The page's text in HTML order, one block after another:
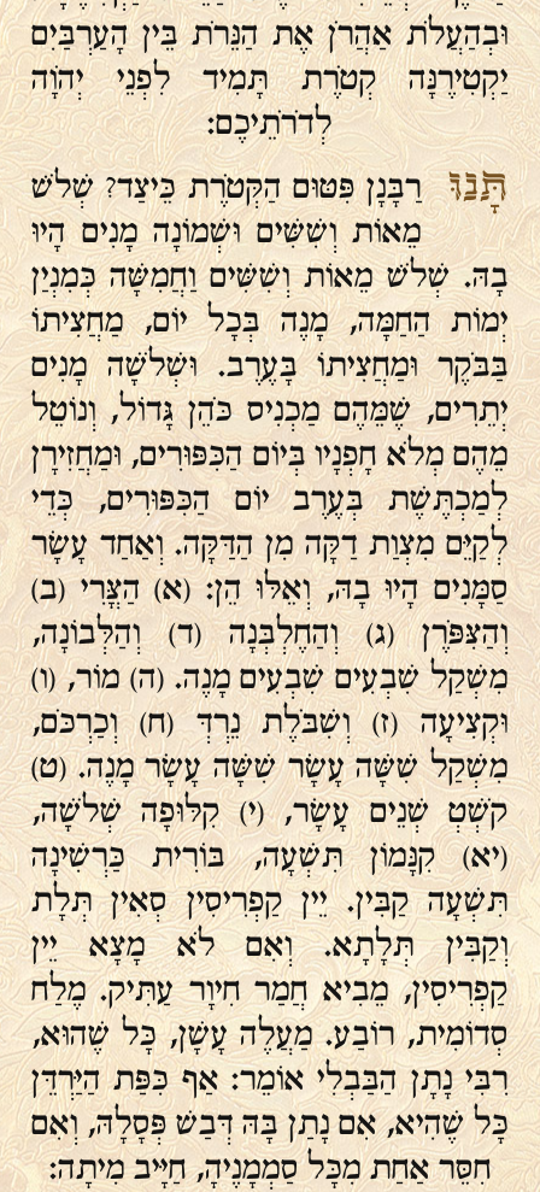
וּבְהַעֲלֹת אַהֲרֹן אֶת הַנֵּרֹת בֵּין הָעַרְבַּיִם
יַקְטִירֶנָּה קְטֹרֶת תָּמִיד לִפְנֵי יְהֹוָה
לְדֹרֹתֵיכֶם:
תָּנוּרַבָּנָן פִּטּוּם הַקְּטֹרֶת כֵּיצַד? שְׁלֹשׁ
מֵאוֹת וְשִׁשִּׁים וּשְׁמוֹנָה מָנִים הָיוּ
בָהּ. שְׁלֹשׁ מֵאוֹת וְשִׁשִּׁים וַחֲמִשָּׁה כְּמִנְיַן
יְמוֹת הַחַמָּה, מָנֶה בְּכָל יוֹם, מַחֲצִיתוֹ
בַּבֹּקֶר וּמַחֲצִיתוֹ בָּעֶרֶב. וּשְׁלֹשָׁה מָנִים
יְתֵרִים, שֶׁמֵּהֶם מַכְנִיס כֹּהֵן גָּדוֹל, וְנוֹטֵל
מֵהֶם מְלֹא חָפְנָיו בְּיוֹם הַכִּפּוּרִים, וּמַחֲזִירָן
לְמַכְתֶּשֶׁת בְּעֶרֶב יוֹם הַכִּפּוּרִים, כְּדֵי
לְקַיֵּם מִצְוַת דַקָּה מִן הַדַּקָּה. וְאַחַד עָשָׂר
סַמָּנִים הָיוּ בָהּ, וְאֵלּוּ הֵן: (א) הַצֳּרִי (ב)
וְהַצִּפֹּרֶן (ג) וְהַחֶלְבְּנָה (ד) וְהַלְּבוֹנָה,
מִשְׁקַל שִׁבְעִים שִׁבְעִים מָנֶה. (ה) מוֹר, (ו)
וּקְצִיעָה (ז) וְשִׁבֹּלֶת נֵרְדְּ (ח) וְכַרְכֹּם,
מִשְׁקַל שִׁשָּׁה עָשָׂר שִׁשָּׁה עָשָׂר מָנֶה. (ט)
קֹשְׁטְ שְׁנֵים עָשָׂר, (י) קִלּוּפָה שְׁלֹשָׁה,
(יא) קִנָּמוֹן תִּשְׁעָה, בּוֹרִית כַּרְשִׁינָה
תִּשְׁעָה קַבִּין. יֵין קַפְרִיסִין סְאִין תְּלָת
וְקַבִּין תְּלָתָא. וְאִם לֹא מָצָא יֵין
קַפְרִיסִין, מֵבִיא חֲמַר חִיוָר עַתִּיק. מֶלַח
סְדוֹמִית, רוֹבַע. מַעֲלֶה עָשָׁן, כָּל שֶׁהוּא,
רִבִּי נָתָן הַבַּבְלִי אוֹמֵר: אַף כִּפַּת הַיַּרְדֵּן
כָּל שֶׁהִיא, אִם נָתַן בָּהּ דְּבַשׁ פְּסָלָהּ, וְאִם
חִסֵּר אַחַת מִכָּל סַמְמָנֶיהָ, חַיָּיב מִיתָה: